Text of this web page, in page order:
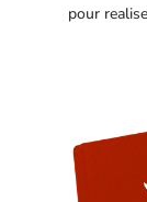
pour